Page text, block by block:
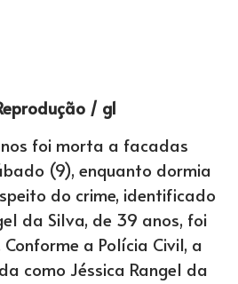
/ g1
foi morta a facadas
(9), enquanto dormia
do crime, identificado
da Silva, de 39 anos, foi
a Polícia Civil, a
como Jéssica Rangel da